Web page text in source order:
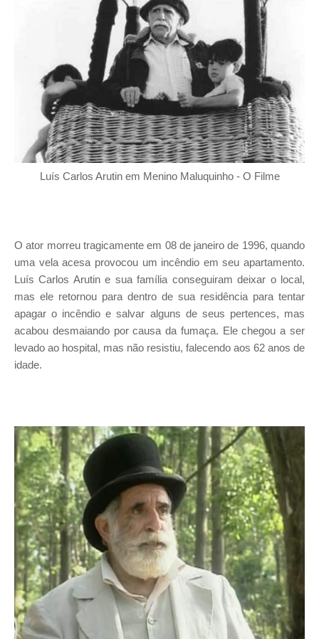
Luís Carlos Arutin em Menino Maluquinho - O Filme
O ator morreu tragicamente em 08 de janeiro de 1996, quando
uma vela acesa provocou um incêndio em seu apartamento.
Luís Carlos Arutin e sua família conseguiram deixar o local,
mas ele retornou para dentro de sua residência para tentar
apagar o incêndio e salvar alguns de seus pertences, mas
acabou desmaiando por causa da fumaça. Ele chegou a ser
levado ao hospital, mas não resistiu, falecendo aos 62 anos de
idade.